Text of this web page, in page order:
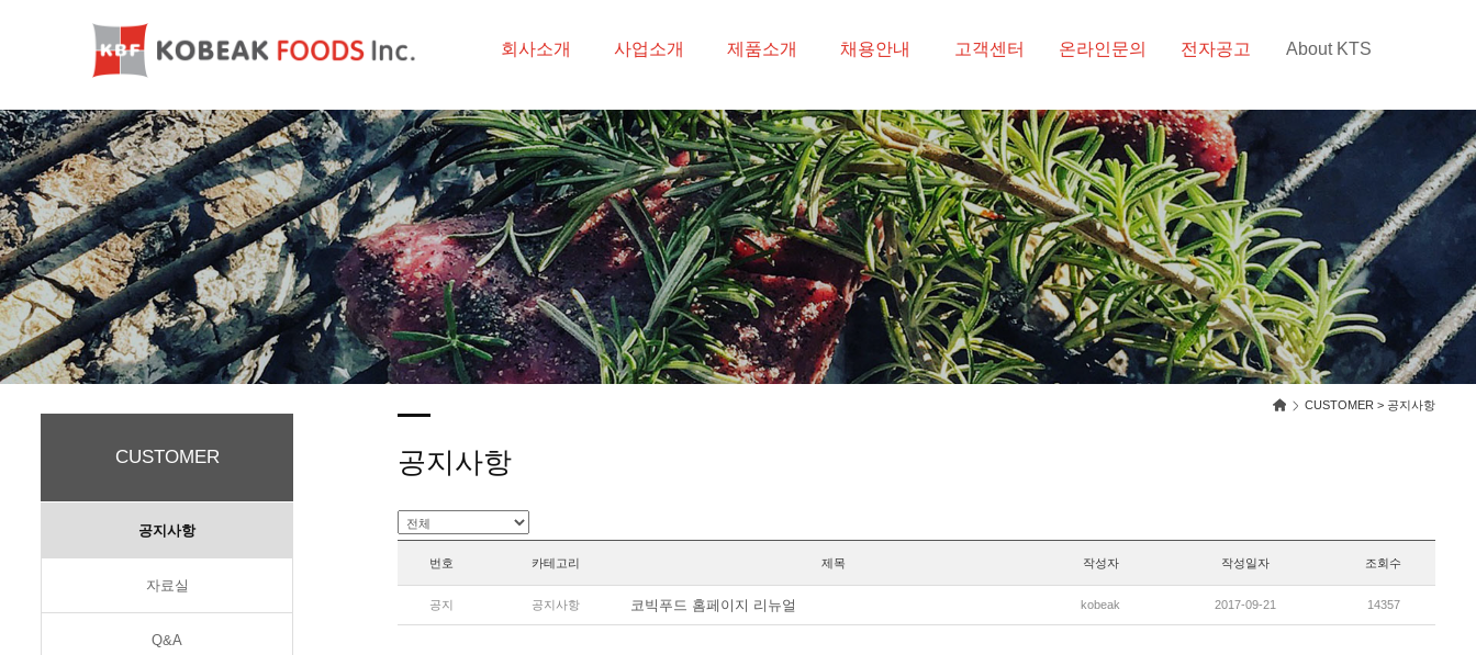
회사소개 사업소개 제품소개 채용안내 고객센터 온라인문의 전자공고 About KTS
CUSTOMER > 공지사항
CUSTOMER
공지사항
자료실
Q&A
공지사항
번호 카테고리 제목 작성자 작성일자 조회수
공지 공지사항 코빅푸드 홈페이지 리뉴얼 kobeak 2017-09-21 14357